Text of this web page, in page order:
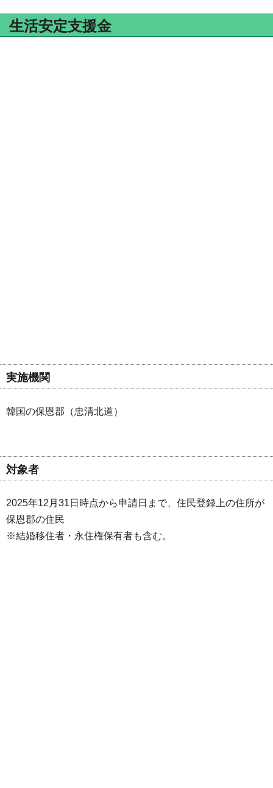
生活安定支援金
実施機関
韓国の保恩郡（忠清北道）
対象者
2025年12月31日時点から申請日まで、住民登録上の住所が
保恩郡の住民
※結婚移住者・永住権保有者も含む。